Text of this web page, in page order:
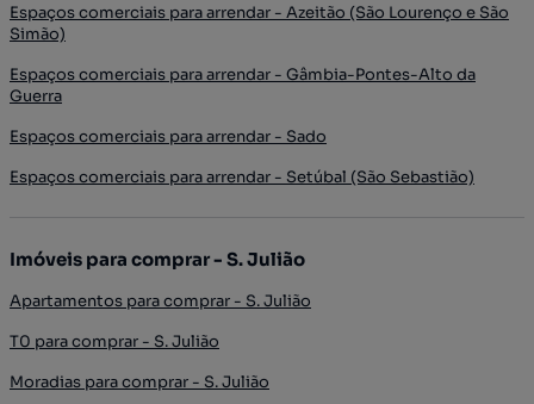
Espaços comerciais para arrendar - Azeitão (São Lourenço e São
Simão)
Espaços comerciais para arrendar - Gâmbia-Pontes-Alto da
Guerra
Espaços comerciais para arrendar - Sado
Espaços comerciais para arrendar - Setúbal (São Sebastião)
Imóveis para comprar - S. Julião
Apartamentos para comprar - S. Julião
T0 para comprar - S. Julião
Moradias para comprar - S. Julião